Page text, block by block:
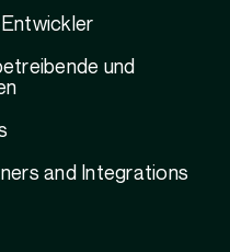
und
and Integrations